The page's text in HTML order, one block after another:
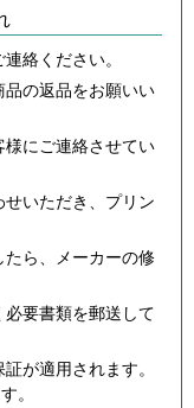
絡ください。
の返品をお願いい
にご連絡させてい
いただき、プリン
ら、メーカーの修
要書類を郵送して
が適用されます。
。